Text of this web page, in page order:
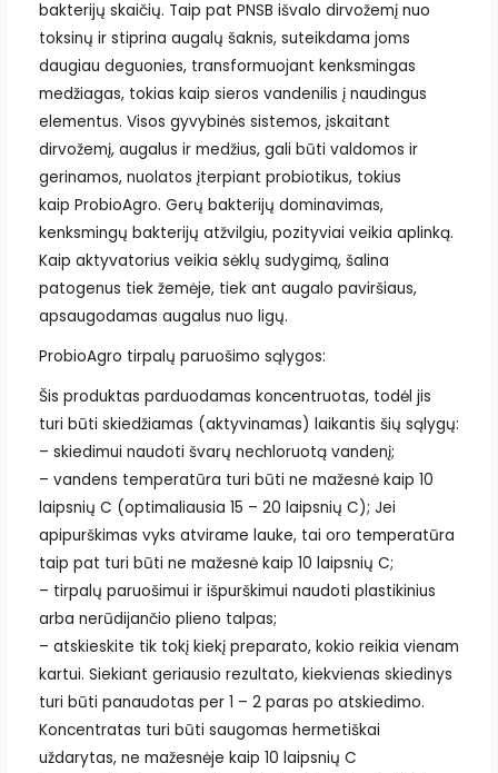
bakterijų skaičių. Taip pat PNSB išvalo dirvožemį nuo
toksinų ir stiprina augalų šaknis, suteikdama joms
daugiau deguonies, transformuojant kenksmingas
medžiagas, tokias kaip sieros vandenilis į naudingus
elementus. Visos gyvybinės sistemos, įskaitant
dirvožemį, augalus ir medžius, gali būti valdomos ir
gerinamos, nuolatos įterpiant probiotikus, tokius
kaip ProbioAgro. Gerų bakterijų dominavimas,
kenksmingų bakterijų atžvilgiu, pozityviai veikia aplinką.
Kaip aktyvatorius veikia sėklų sudygimą, šalina
patogenus tiek žemėje, tiek ant augalo paviršiaus,
apsaugodamas augalus nuo ligų.
ProbioAgro tirpalų paruošimo sąlygos:
Šis produktas parduodamas koncentruotas, todėl jis
turi būti skiedžiamas (aktyvinamas) laikantis šių sąlygų:
– skiedimui naudoti švarų nechloruotą vandenį;
– vandens temperatūra turi būti ne mažesnė kaip 10
laipsnių C (optimaliausia 15 – 20 laipsnių C); Jei
apipurškimas vyks atvirame lauke, tai oro temperatūra
taip pat turi būti ne mažesnė kaip 10 laipsnių C;
– tirpalų paruošimui ir išpurškimui naudoti plastikinius
arba nerūdijančio plieno talpas;
– atskieskite tik tokį kiekį preparato, kokio reikia vienam
kartui. Siekiant geriausio rezultato, kiekvienas skiedinys
turi būti panaudotas per 1 – 2 paras po atskiedimo.
Koncentratas turi būti saugomas hermetiškai
uždarytas, ne mažesnėje kaip 10 laipsnių C